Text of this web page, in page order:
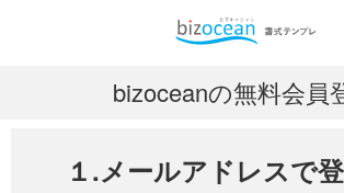
bizoceanの無料会員
１.メールアドレスで